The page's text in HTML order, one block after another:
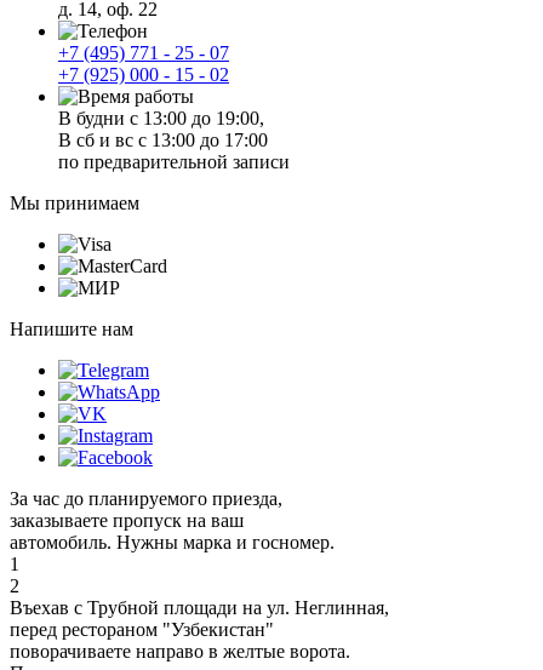
д. 14, оф. 22
+7 (495) 771 - 25 - 07
+7 (925) 000 - 15 - 02
В будни с 13:00 до 19:00,
В сб и вс с 13:00 до 17:00
по предварительной записи
Мы принимаем
Напишите нам
За час до планируемого приезда,
заказываете пропуск на ваш
автомобиль. Нужны марка и госномер.
1
2
Въехав с Трубной площади на ул. Неглинная,
перед рестораном "Узбекистан"
поворачиваете направо в желтые ворота.